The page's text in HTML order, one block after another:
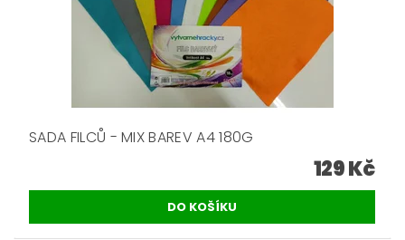
SADA FILCŮ - MIX BAREV A4 180G
129 Kč